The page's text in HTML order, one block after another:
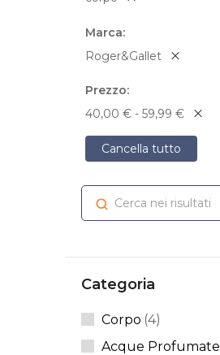
Marca
Roger&Gallet
Prezzo
40,00 € - 59,99 €
Cancella tutto
Cerca nei risultati
Categoria
Corpo 4Articoli
Acque Profumate